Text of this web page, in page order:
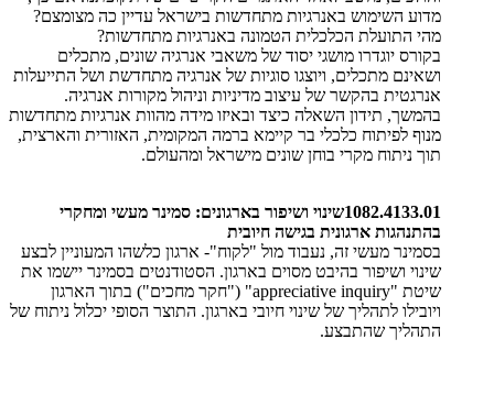
מדוע השימוש באנרגיות מתחדשות בישראל עדיין כה מצומצם?
מהי התועלת הכלכלית הטמונה באנרגיות מתחדשות?
בקורס יוגדרו מושגי יסוד של משאבי אנרגיה שונים, מתכלים
ושאינם מתכלים, ויוצגו סוגיות של אנרגיה מתחדשת ושל התייעלות
אנרגטית בהקשר של עיצוב מדיניות וניהול מקורות אנרגיה.
בהמשך, תידון השאלה כיצד ובאיזו מידה מהוות אנרגיות מתחדשות
מנוף לפיתוח כלכלי בר קיימא ברמה המקומית, האזורית והארצית,
תוך ניתוח מקרי בוחן שונים מישראל ומהעולם.
1082.4133.01שינוי ושיפור בארגונים: סמינר מעשי ומחקרי
בהתנהגות ארגונית בגישה חיובית
בסמינר מעשי זה, נעבוד מול "לקוח"- ארגון כלשהו המעוניין לבצע
שינוי ושיפור בהיבט מסוים בארגון. הסטודנטים בסמינר יישמו את
שיטת "
appreciative inquiry" ("חקר מחכים") בתוך הארגון
ויובילו לתהליך של שינוי חיובי בארגון. התוצר הסופי יכלול ניתוח של
התהליך שהתבצע.